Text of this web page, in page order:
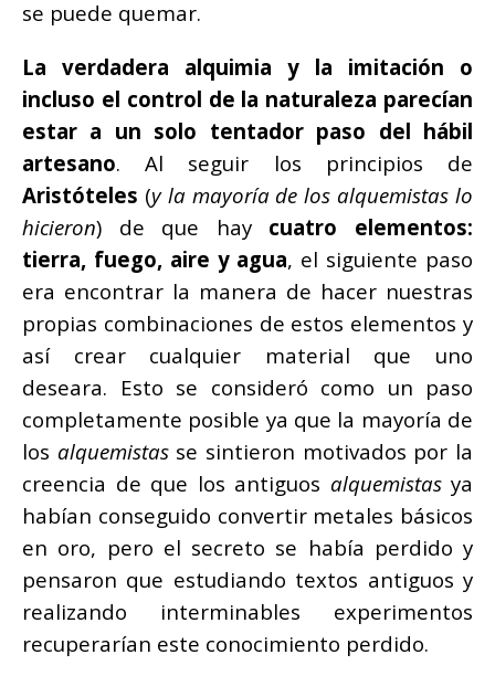
se puede quemar.
La verdadera alquimia y la imitación o
incluso el control de la naturaleza parecían
estar a un solo tentador paso del hábil
artesano. Al seguir los principios de
Aristóteles (y la mayoría de los alquemistas lo
hicieron) de que hay cuatro elementos:
tierra, fuego, aire y agua, el siguiente paso
era encontrar la manera de hacer nuestras
propias combinaciones de estos elementos y
así crear cualquier material que uno
deseara. Esto se consideró como un paso
completamente posible ya que la mayoría de
los alquemistasse sintieron motivados por la
creencia de que los antiguos alquemistasya
habían conseguido convertir metales básicos
en oro, pero el secreto se había perdido y
pensaron que estudiando textos antiguos y
realizando interminables experimentos
recuperarían este conocimiento perdido.